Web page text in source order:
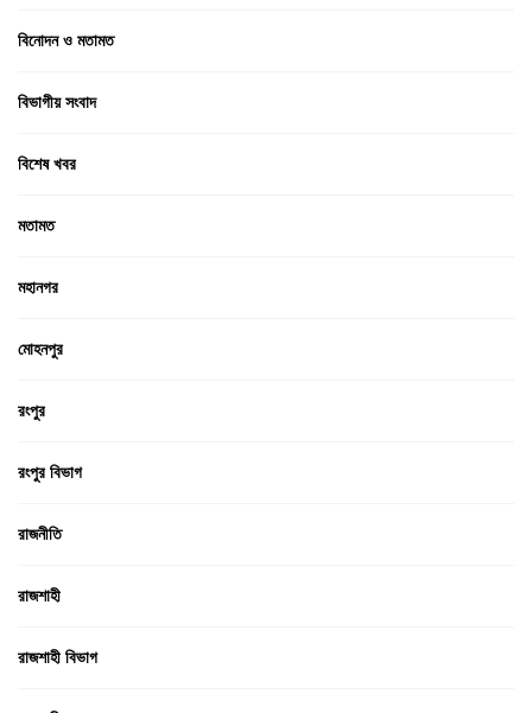
বিনোদন ও মতামত
বিভাগীয় সংবাদ
বিশেষ খবর
মতামত
মহানগর
মোহনপুর
রংপুর
রংপুর বিভাগ
রাজনীতি
রাজশাহী
রাজশাহী বিভাগ